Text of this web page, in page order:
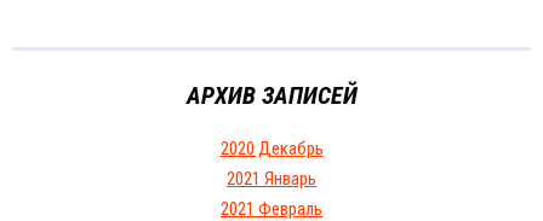
АРХИВ ЗАПИСЕЙ
2020 Декабрь
2021 Январь
2021 Февраль